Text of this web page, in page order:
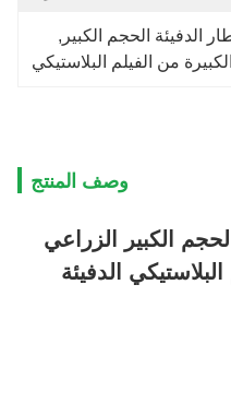
الدفيئة الحجم الكبير ,
الكبيرة من الفيلم البلاستيكي
وصف المنتج
الكبير الزراعي
الدفيئة